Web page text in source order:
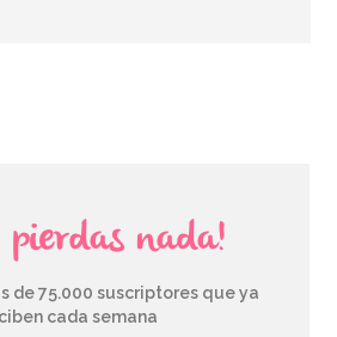
pierdas nada!
de 75.000 suscriptores que ya
cada semana